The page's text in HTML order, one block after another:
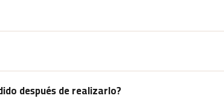
después de realizarlo?